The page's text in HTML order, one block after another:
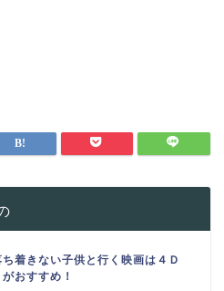
ち着きない子供と行く映画は４Ｄ
がおすすめ！